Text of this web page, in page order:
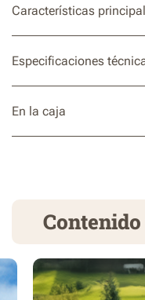
Características
Especificaciones
En la caja